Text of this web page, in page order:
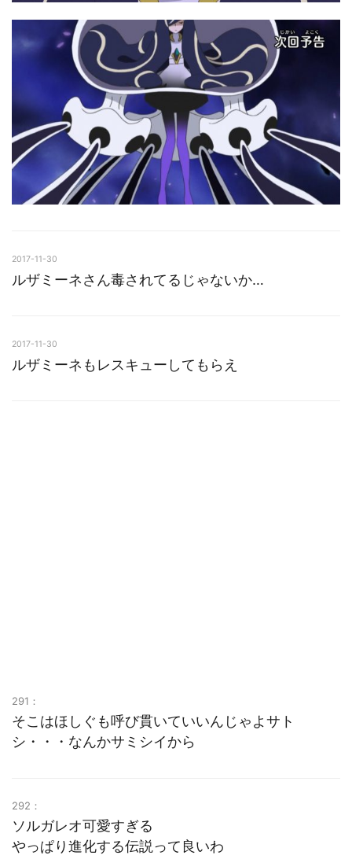
2017-11-30
ルザミーネさん毒されてるじゃないか…
2017-11-30
ルザミーネもレスキューしてもらえ
291：
そこはほしぐも呼び貫いていいんじゃよサト
シ・・・なんかサミシイから
292：
ソルガレオ可愛すぎる
やっぱり進化する伝説って良いわ